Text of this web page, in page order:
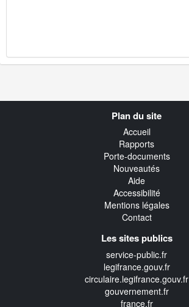
Plan du site
Accueil
Rapports
Porte-documents
Nouveautés
Aide
Accessibilité
Mentions légales
Contact
Les sites publics
service-public.fr
legifrance.gouv.fr
circulaire.legifrance.gouv.fr
gouvernement.fr
france.fr